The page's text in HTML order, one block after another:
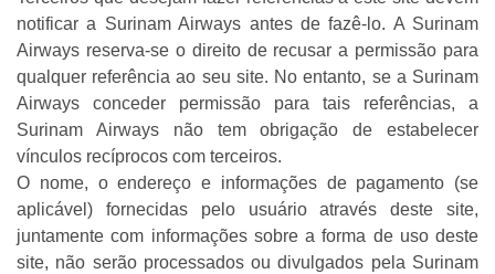
notificar a Surinam Airways antes de fazê-lo. A Surinam
Airways reserva-se o direito de recusar a permissão para
qualquer referência ao seu site. No entanto, se a Surinam
Airways conceder permissão para tais referências, a
Surinam Airways não tem obrigação de estabelecer
vínculos recíprocos com terceiros.
O nome, o endereço e informações de pagamento (se
aplicável) fornecidas pelo usuário através deste site,
juntamente com informações sobre a forma de uso deste
site, não serão processados ou divulgados pela Surinam